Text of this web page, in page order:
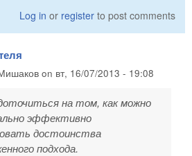
Log in or register to post comments
on вт, 16/07/2013 - 19:08
на том, как можно
эффективно
достоинства
подхода.